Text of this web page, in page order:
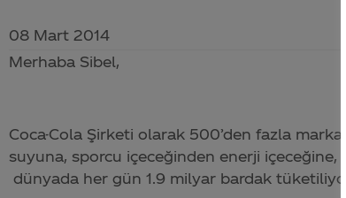
08 Mart 2014
Merhaba Sibel,
Coca-Cola Şirketi olarak 500’den fazla
suyuna, sporcu içeceğinden enerji
dünyada her gün 1.9 milyar bardak tüketiliyor.